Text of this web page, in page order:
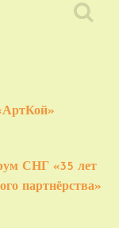
СНГ «35 лет
партнёрства»